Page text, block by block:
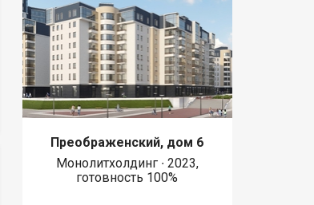
Преображенский, дом 6
Монолитхолдинг ∙ 2023,
готовность 100%